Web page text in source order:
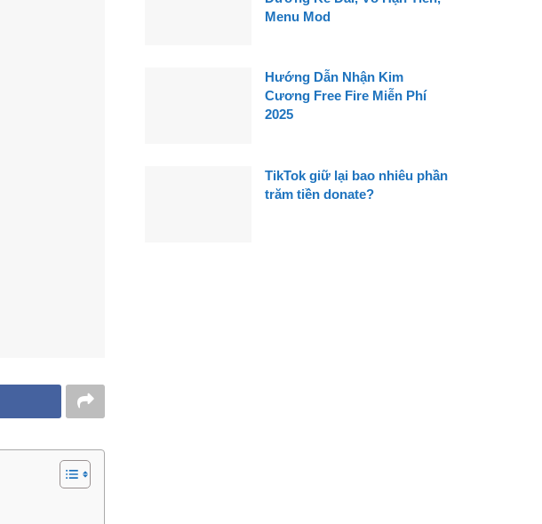
Menu Mod
Hướng Dẫn Nhận Kim
Cương Free Fire Miễn Phí
2025
TikTok giữ lại bao nhiêu phần
trăm tiền donate?